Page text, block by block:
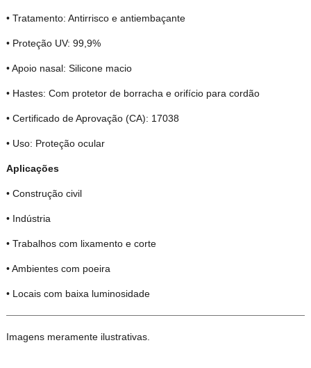
• Tratamento: Antirrisco e antiembaçante
• Proteção UV: 99,9%
• Apoio nasal: Silicone macio
• Hastes: Com protetor de borracha e orifício para cordão
• Certificado de Aprovação (CA): 17038
• Uso: Proteção ocular
Aplicações
• Construção civil
• Indústria
• Trabalhos com lixamento e corte
• Ambientes com poeira
• Locais com baixa luminosidade
Imagens meramente ilustrativas.